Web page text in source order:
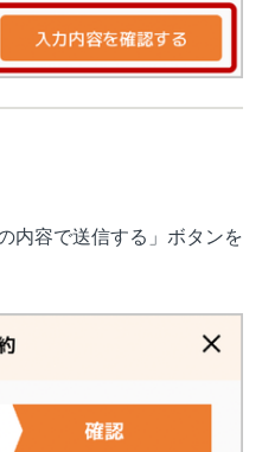
内容で送信する」ボタンを